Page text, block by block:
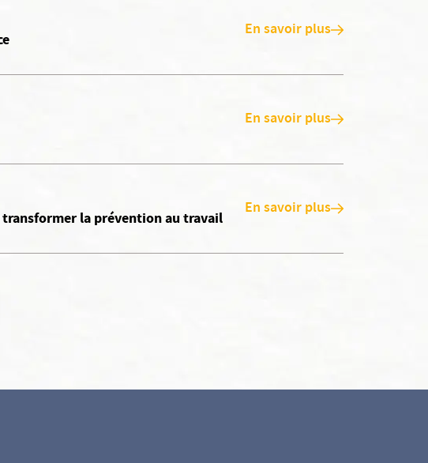
En savoir plus
En savoir plus
transformer la prévention au travail En savoir plus